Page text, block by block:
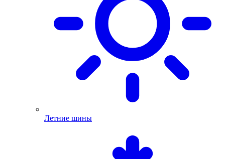
Летние шины